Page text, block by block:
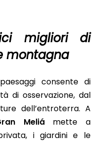
migliori di
montagna
consente di
di osservazione, dal
dell’entroterra. A
Meliámette a
i giardini e le